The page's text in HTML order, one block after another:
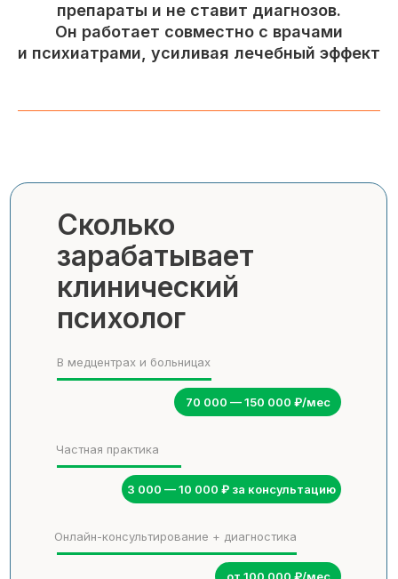
препараты и не ставит диагнозов.
Он работает совместно с врачами
и психиатрами, усиливая лечебный эффект
Сколько
зарабатывает
клинический
психолог
В медцентрах и больницах
70 000 — 150 000 ₽/мес
Онлайн-консультирование + диагностика
Частная практика
3 000 — 10 000 ₽ за консультацию